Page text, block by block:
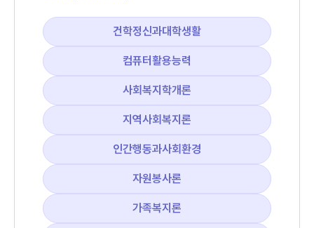
건학정신과대학생활
컴퓨터활용능력
사회복지학개론
지역사회복지론
인간행동과사회환경
자원봉사론
가족복지론